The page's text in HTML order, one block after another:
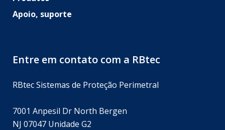
Apoio, suporte
Entre em contato com a RBtec
RBtec Sistemas de Proteção Perimetral
7001 Anpesil Dr North Bergen
NJ 07047 Unidade G2